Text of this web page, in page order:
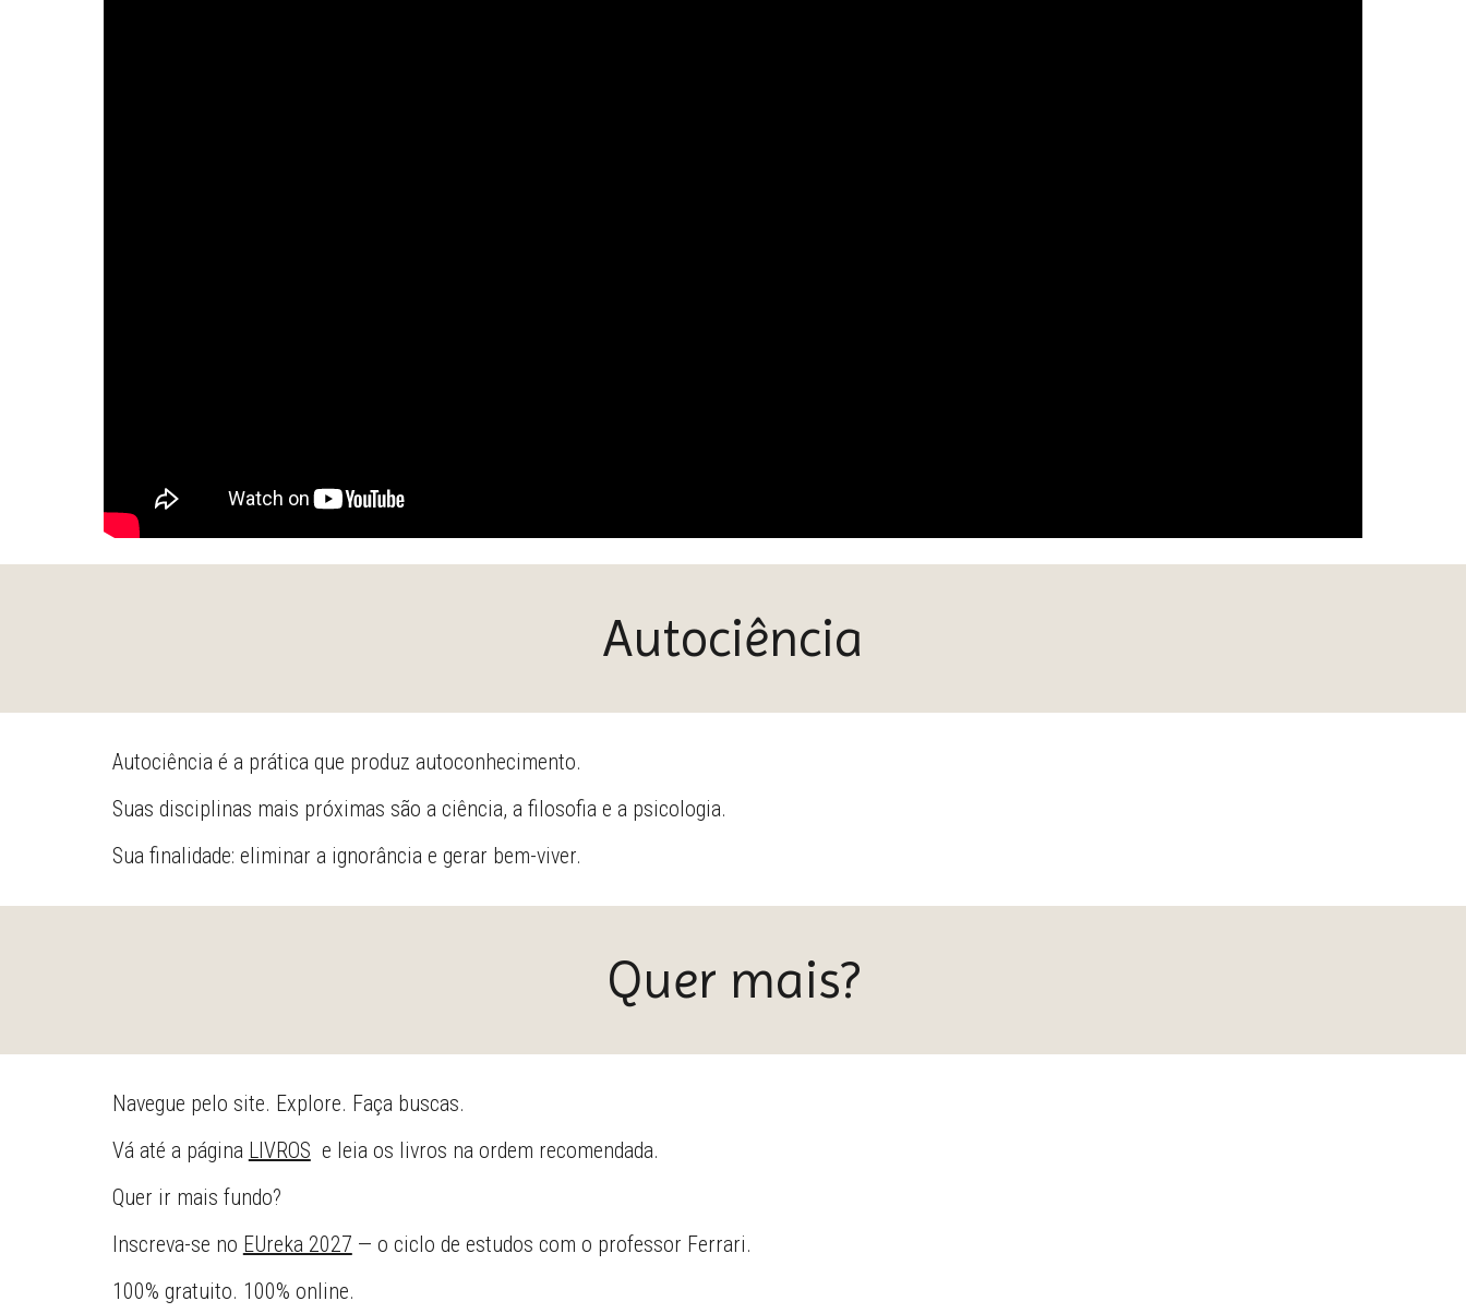
Autociência
Autociência é a prática que produz autoconhecimento.
Suas disciplinas mais próximas são a ciência, a filosofia e a psicologia.
Sua finalidade: eliminar a ignorância e gerar bem-viver.
Quer mais?
Navegue pelo site. Explore. Faça buscas.
Vá até a página LIVROS e leia os livros na ordem recomendada.
Quer ir mais fundo?
Inscreva-se no EUreka 2027 — o ciclo de estudos com o professor Ferrari.
100% gratuito. 100% online.